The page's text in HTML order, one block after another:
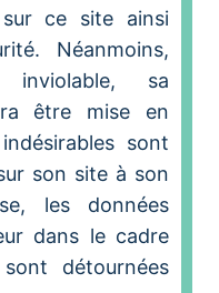
ce site ainsi
Néanmoins,
sa
être mise en
sont
son site à son
les données
dans le cadre
détournées